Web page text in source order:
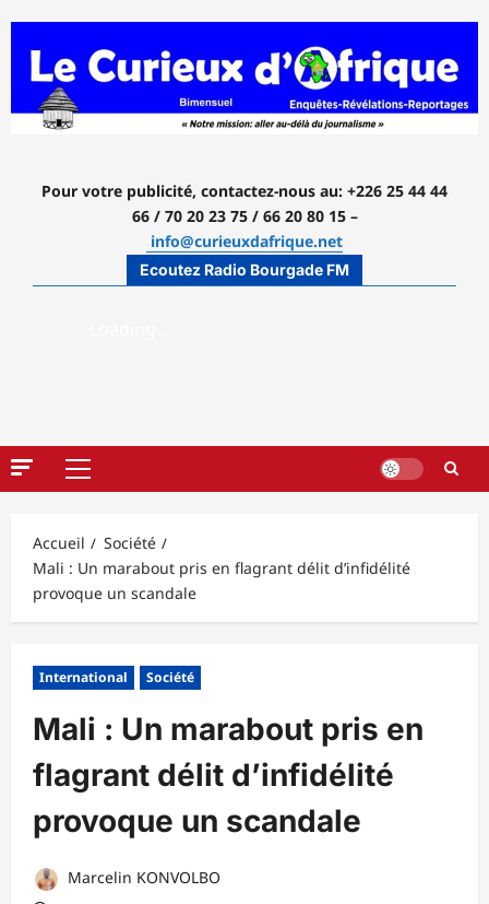
contenu
Pour votre publicité, contactez-nous au: +226 25 44 44
66 / 70 20 23 75 / 66 20 80 15 –
info@curieuxdafrique.net
Ecoutez Radio Bourgade FM
Menu
Accueil
Société
Mali : Un marabout pris en flagrant délit d’infidélité
provoque un scandale
International Société
Mali : Un marabout pris en
flagrant délit d’infidélité
provoque un scandale
Marcelin KONVOLBO